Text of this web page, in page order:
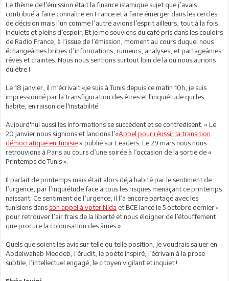
Le thème de l’émission était la finance islamique sujet que j’avais
contribué à faire connaître en France et à faire émerger dans les cercles
de décision mais l’un comme l’autre avions l’esprit ailleurs, tout à la fois
inquiets et pleins d’espoir. Et je me souviens du café pris dans les couloirs
de Radio France, à l’issue de l’émission, moment au cours duquel nous
échangeâmes bribes d’informations, rumeurs, analyses, et partageâmes
rêves et craintes. Nous nous sentions surtout loin de là où nous aurions
dû être !
Le 18 janvier, il m’écrivait «Je suis à Tunis depuis ce matin 10h, je suis
impressionné par la transfiguration des êtres et l'inquiétude qui les
habite, en raison de l'instabilité.
Aujourd'hui aussi les informations se succèdent et se contredisent. » Le
20 janvier nous signions et lancions l’«Appel pour réussir la transition
démocratique en Tunisie» publié sur Leaders. Le 29 mars nous nous
retrouvions à Paris au cours d’une soirée à l’occasion de la sortie de «
Printemps de Tunis ».
Il parlait de printemps mais était alors déjà habité par le sentiment de
l’urgence, par l’inquiétude face à tous les risques menaçant ce printemps
naissant. Ce sentiment de l’urgence, il l’a encore partagé avec les
tunisiens dans son appel à voter Nida et BCE lancé le 5 octobre dernier «
pour retrouver l’air frais de la liberté et nous éloigner de l’étouffement
que procure la colonisation des âmes ».
Quels que soient les avis sur telle ou telle position, je voudrais saluer en
Abdelwahab Meddeb, l’érudit, le poète inspiré, l’écrivain à la prose
subtile, l’intellectuel engagé, le citoyen vigilant et inquiet !